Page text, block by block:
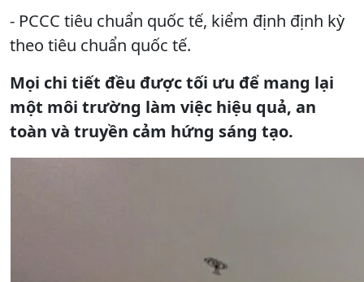
- PCCC tiêu chuẩn quốc tế, kiểm định định kỳ
theo tiêu chuẩn quốc tế.
Mọi chi tiết đều được tối ưu để mang lại
một môi trường làm việc hiệu quả, an
toàn và truyền cảm hứng sáng tạo.